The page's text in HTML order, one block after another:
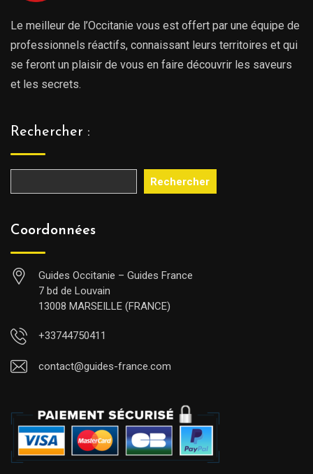
Le meilleur de l’Occitanie vous est offert par une équipe de
professionnels réactifs, connaissant leurs territoires et qui
se feront un plaisir de vous en faire découvrir les saveurs
et les secrets.
Rechercher :
Rechercher
Coordonnées
Guides Occitanie – Guides France
7 bd de Louvain
13008 MARSEILLE (FRANCE)
+33744750411
contact@guides-france.com